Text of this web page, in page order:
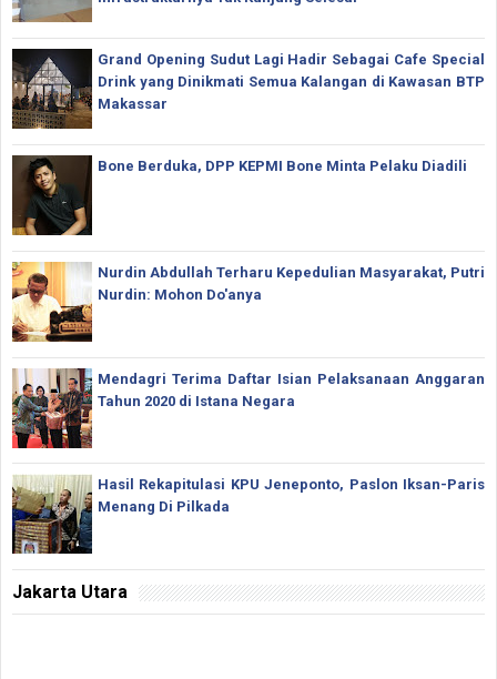
Grand Opening Sudut Lagi Hadir Sebagai Cafe Special
Drink yang Dinikmati Semua Kalangan di Kawasan BTP
Makassar
Bone Berduka, DPP KEPMI Bone Minta Pelaku Diadili
Nurdin Abdullah Terharu Kepedulian Masyarakat, Putri
Nurdin: Mohon Do'anya
Mendagri Terima Daftar Isian Pelaksanaan Anggaran
Tahun 2020 di Istana Negara
Hasil Rekapitulasi KPU Jeneponto, Paslon Iksan-Paris
Menang Di Pilkada
Jakarta Utara